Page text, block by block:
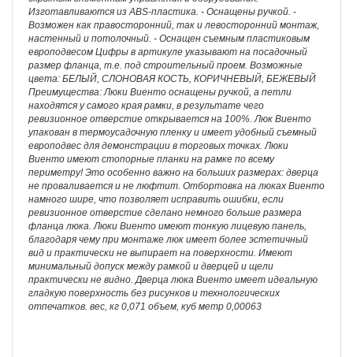
Изготавливаются из ABS-пластика. - Оснащены ручкой. -
Возможен как правосторонний, так и левосторонний монтаж,
настенный и потолочный. - Оснащен съемным пластиковым
европодвесом Цифры в артикуле указывают на посадочный
размер фланца, т.е. под строительный проем. Возможные
цвета: БЕЛЫЙ, СЛОНОВАЯ КОСТЬ, КОРИЧНЕВЫЙ, БЕЖЕВЫЙ
Преимущества: Люки Виенто оснащены ручкой, а петли
находятся у самого края рамки, в результате чего
ревизионное отверстие открывается на 100%. Люк Виенто
упакован в термоусадочную пленку и имеет удобный съемный
европодвес для демонстрации в торговых точках. Люки
Виенто имеют стопорные планки на рамке по всему
периметру! Это особенно важно на больших размерах: дверца
не проваливается и не люфтит. Отбортовка на люках Виенто
намного шире, что позволяет исправить ошибки, если
ревизионное отверстие сделано немного больше размера
фланца люка. Люки Виенто имеют тонкую лицевую панель,
благодаря чему при монтаже люк имеет более эстетичный
вид и практически не выпирает на поверхности. Имеют
минимальный допуск между рамкой и дверцей и щели
практически не видно. Дверца люка Виенто имеет идеальную
гладкую поверхность без рисунков и технологических
отпечатков. вес, кг 0,071 объем, куб метр 0,00063